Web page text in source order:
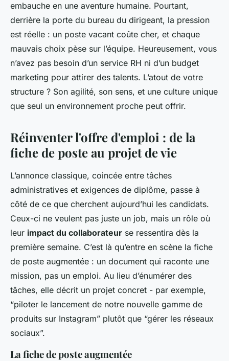
Tobie•26/06/2026 14:30•10 min de lecture
embauche en une aventure humaine. Pourtant,
derrière la porte du bureau du dirigeant, la pression
est réelle : un poste vacant coûte cher, et chaque
mauvais choix pèse sur l’équipe. Heureusement, vous
n’avez pas besoin d’un service RH ni d’un budget
marketing pour attirer des talents. L’atout de votre
structure ? Son agilité, son sens, et une culture unique
que seul un environnement proche peut offrir.
Réinventer l'offre d'emploi : de la
fiche de poste au projet de vie
L’annonce classique, coincée entre tâches
administratives et exigences de diplôme, passe à
côté de ce que cherchent aujourd’hui les candidats.
Ceux-ci ne veulent pas juste un job, mais un rôle où
leur impact du collaborateur se ressentira dès la
première semaine. C’est là qu’entre en scène la fiche
de poste augmentée : un document qui raconte une
mission, pas un emploi. Au lieu d’énumérer des
tâches, elle décrit un projet concret - par exemple,
“piloter le lancement de notre nouvelle gamme de
produits sur Instagram” plutôt que “gérer les réseaux
sociaux”.
La fiche de poste augmentée